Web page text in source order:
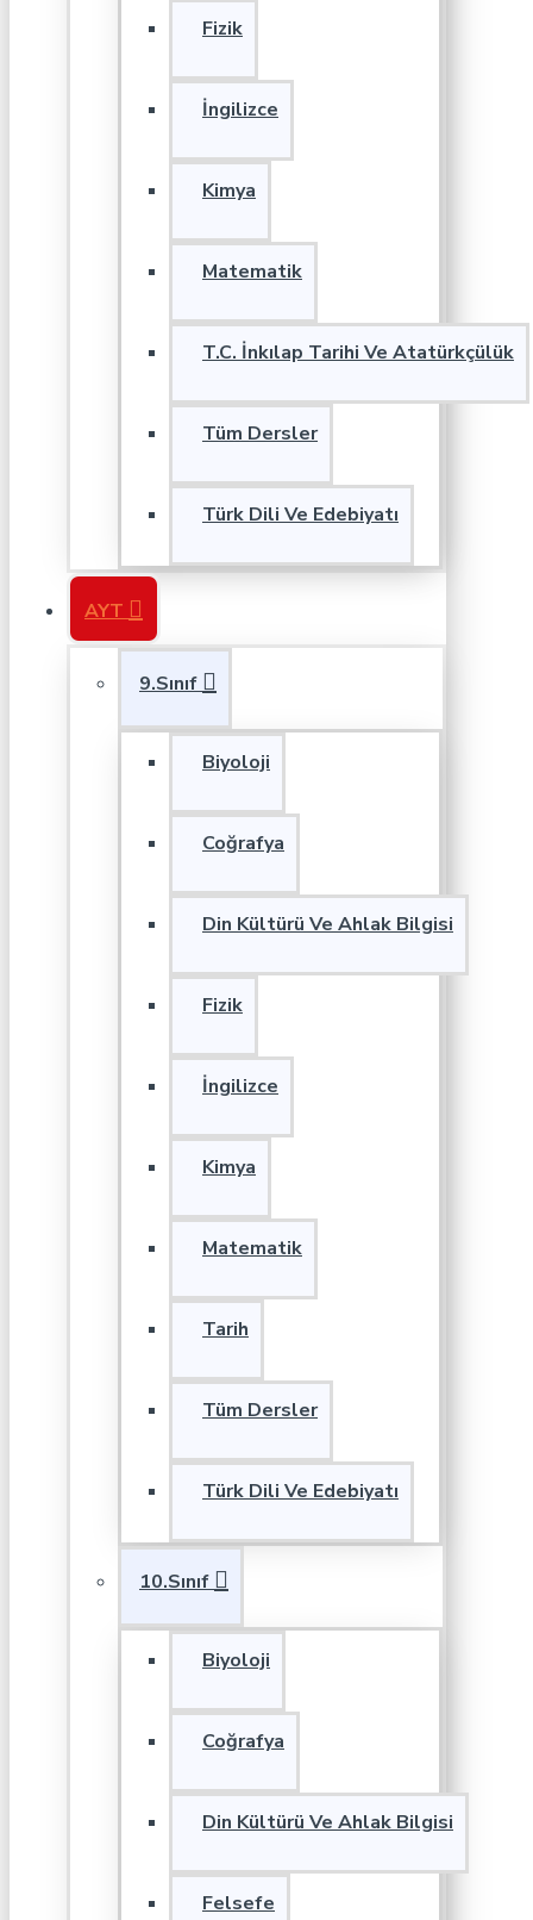
Fizik
İngilizce
Kimya
Matematik
T.C. İnkılap Tarihi Ve Atatürkçülük
Tüm Dersler
Türk Dili Ve Edebiyatı
AYT
9.Sınıf
Biyoloji
Coğrafya
Din Kültürü Ve Ahlak Bilgisi
Fizik
İngilizce
Kimya
Matematik
Tarih
Tüm Dersler
Türk Dili Ve Edebiyatı
10.Sınıf
Biyoloji
Coğrafya
Din Kültürü Ve Ahlak Bilgisi
Felsefe